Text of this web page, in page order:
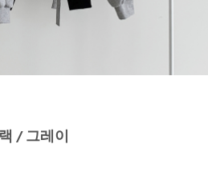
/ 그레이